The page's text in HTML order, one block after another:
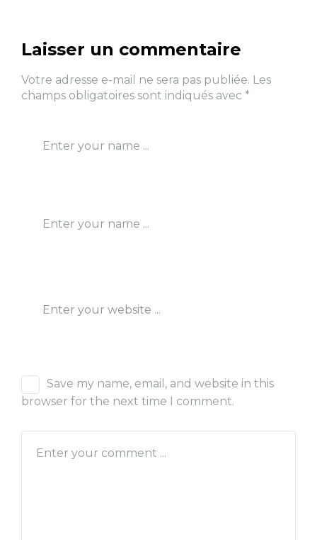
Laisser un commentaire
Votre adresse e-mail ne sera pas publiée. Les
champs obligatoires sont indiqués avec *
Save my name, email, and website in this
browser for the next time I comment.